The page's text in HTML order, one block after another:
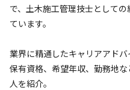
で、土木施工管理技士として
ています。
業界に精通したキャリアアドバ
保有資格、希望年収、勤務地
人を紹介。